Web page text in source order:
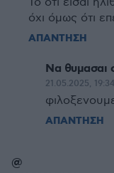
όχι όμως ότι
ΑΠΑΝΤΗΣΗ
Να θυμασαι
21.05.2025, 19:34
ΑΠΑΝΤΗΣΗ
@